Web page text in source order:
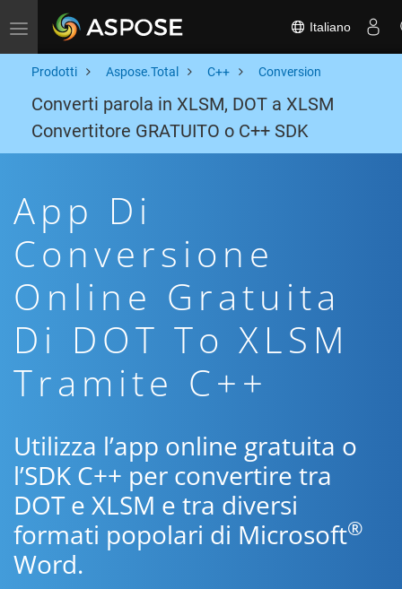
Toggle navigation Italiano
Prodotti Aspose.Total C++ Conversion
Converti parola in XLSM, DOT a XLSM
Convertitore GRATUITO o C++ SDK
App Di
Conversione
Online Gratuita
Di DOT To XLSM
Tramite C++
Utilizza l’app online gratuita o
l’SDK C++ per convertire tra
DOT e XLSM e tra diversi
formati popolari di Microsoft®
Word.